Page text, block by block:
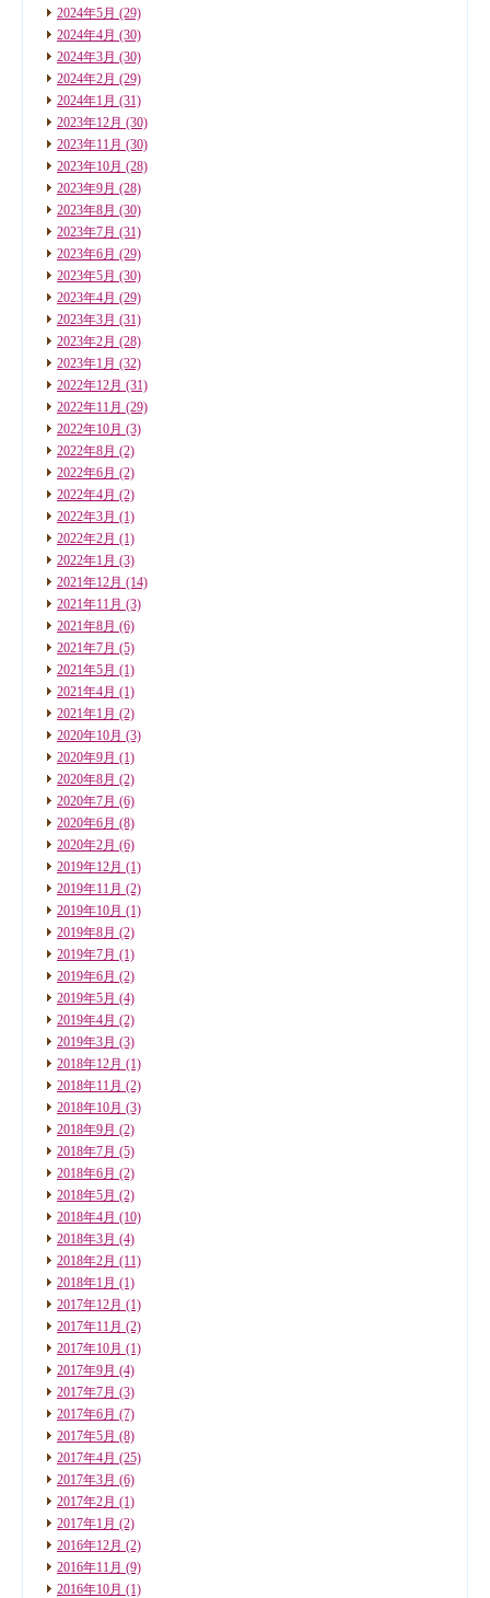
2024年5月 (29)
2024年4月 (30)
2024年3月 (30)
2024年2月 (29)
2024年1月 (31)
2023年12月 (30)
2023年11月 (30)
2023年10月 (28)
2023年9月 (28)
2023年8月 (30)
2023年7月 (31)
2023年6月 (29)
2023年5月 (30)
2023年4月 (29)
2023年3月 (31)
2023年2月 (28)
2023年1月 (32)
2022年12月 (31)
2022年11月 (29)
2022年10月 (3)
2022年8月 (2)
2022年6月 (2)
2022年4月 (2)
2022年3月 (1)
2022年2月 (1)
2022年1月 (3)
2021年12月 (14)
2021年11月 (3)
2021年8月 (6)
2021年7月 (5)
2021年5月 (1)
2021年4月 (1)
2021年1月 (2)
2020年10月 (3)
2020年9月 (1)
2020年8月 (2)
2020年7月 (6)
2020年6月 (8)
2020年2月 (6)
2019年12月 (1)
2019年11月 (2)
2019年10月 (1)
2019年8月 (2)
2019年7月 (1)
2019年6月 (2)
2019年5月 (4)
2019年4月 (2)
2019年3月 (3)
2018年12月 (1)
2018年11月 (2)
2018年10月 (3)
2018年9月 (2)
2018年7月 (5)
2018年6月 (2)
2018年5月 (2)
2018年4月 (10)
2018年3月 (4)
2018年2月 (11)
2018年1月 (1)
2017年12月 (1)
2017年11月 (2)
2017年10月 (1)
2017年9月 (4)
2017年7月 (3)
2017年6月 (7)
2017年5月 (8)
2017年4月 (25)
2017年3月 (6)
2017年2月 (1)
2017年1月 (2)
2016年12月 (2)
2016年11月 (9)
2016年10月 (1)